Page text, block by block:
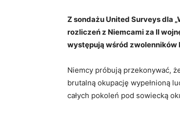
Z sondażu United Surveys dla
rozliczeń z Niemcami za II
występują wśród zwolenników
Niemcy próbują przekonywać,
brutalną okupację wypełnioną
całych pokoleń pod sowiecką